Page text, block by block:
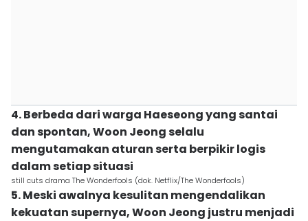
4. Berbeda dari warga Haeseong yang santai
dan spontan, Woon Jeong selalu
mengutamakan aturan serta berpikir logis
dalam setiap situasi
still cuts drama The Wonderfools (dok. Netflix/The Wonderfools)
5. Meski awalnya kesulitan mengendalikan
kekuatan supernya, Woon Jeong justru menjadi